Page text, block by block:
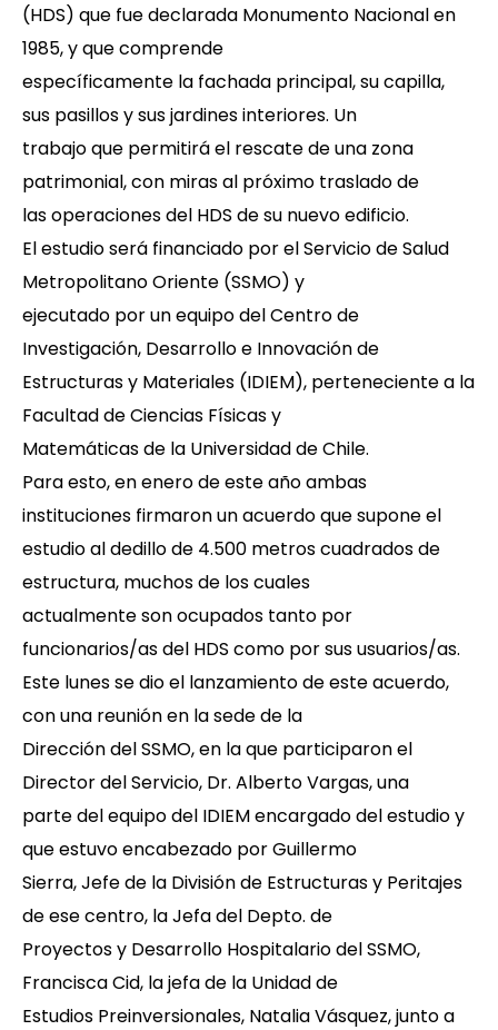
(HDS) que fue declarada Monumento Nacional en
1985, y que comprende
específicamente la fachada principal, su capilla,
sus pasillos y sus jardines interiores. Un
trabajo que permitirá el rescate de una zona
patrimonial, con miras al próximo traslado de
las operaciones del HDS de su nuevo edificio.
El estudio será financiado por el Servicio de Salud
Metropolitano Oriente (SSMO) y
ejecutado por un equipo del Centro de
Investigación, Desarrollo e Innovación de
Estructuras y Materiales (IDIEM), perteneciente a la
Facultad de Ciencias Físicas y
Matemáticas de la Universidad de Chile.
Para esto, en enero de este año ambas
instituciones firmaron un acuerdo que supone el
estudio al dedillo de 4.500 metros cuadrados de
estructura, muchos de los cuales
actualmente son ocupados tanto por
funcionarios/as del HDS como por sus usuarios/as.
Este lunes se dio el lanzamiento de este acuerdo,
con una reunión en la sede de la
Dirección del SSMO, en la que participaron el
Director del Servicio, Dr. Alberto Vargas, una
parte del equipo del IDIEM encargado del estudio y
que estuvo encabezado por Guillermo
Sierra, Jefe de la División de Estructuras y Peritajes
de ese centro, la Jefa del Depto. de
Proyectos y Desarrollo Hospitalario del SSMO,
Francisca Cid, la jefa de la Unidad de
Estudios Preinversionales, Natalia Vásquez, junto a